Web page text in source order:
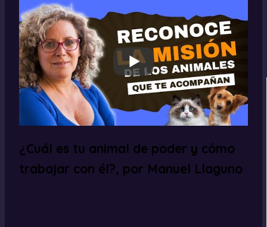
¿Cuál es tu animal de poder y cómo
trabajar con él?, por Manuel Llaguno